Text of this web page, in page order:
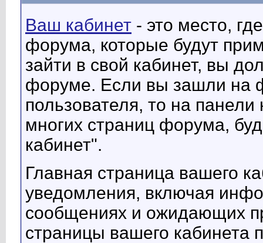
Ваш кабинет - это место,
форума, которые будут
зайти в свой кабинет, вы
форуме. Если вы зашли на
пользователя, то на
многих страниц форума,
кабинет".
Главная страница вашего
уведомления, включая
сообщениях и ожидающих
страницы вашего кабинета